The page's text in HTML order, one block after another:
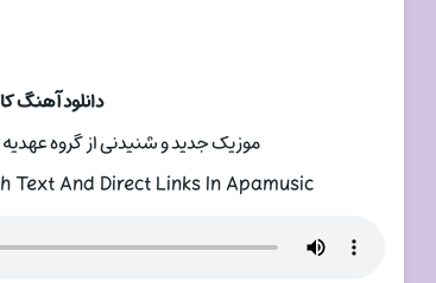
دانلود آهنگ
موزیک جدید و شنیدنی از گروه عهدیه
Text And Direct Links In Apamusic